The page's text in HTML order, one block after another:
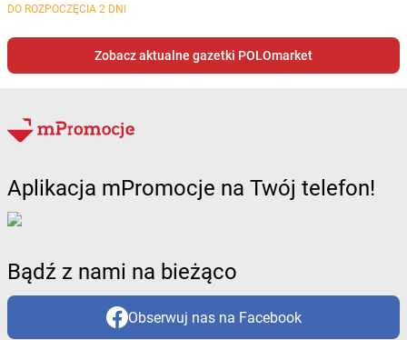
DO ROZPOCZĘCIA 2 DNI
Zobacz aktualne gazetki POLOmarket
Aplikacja mPromocje na Twój telefon!
Bądź z nami na bieżąco
Obserwuj nas na Facebook